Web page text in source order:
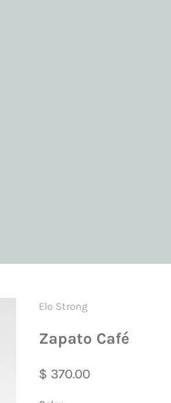
Elo Strong
Zapato Café
Precio de oferta
$ 370.00